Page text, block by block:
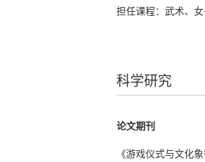
担任课程：武术、
科学研究
论文期刊
《游戏仪式与文化